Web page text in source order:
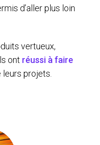
d’aller plus loin
vertueux,
ont réussi à faire
leurs projets.